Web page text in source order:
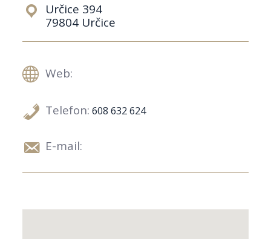
Určice 394
79804 Určice
Web:
Telefon: 608 632 624
E-mail: